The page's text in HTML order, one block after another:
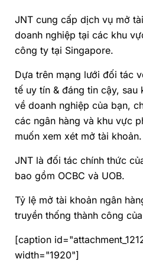
JNT cung cấp dịch vụ mở
doanh nghiệp tại các khu
công ty tại Singapore.
Dựa trên mạng lưới đối tác
tế uy tín & đáng tin cậy,
về doanh nghiệp của bạn,
các ngân hàng và khu vực
muốn xem xét mở tài khoản.
JNT là đối tác chính thức
bao gồm OCBC và UOB.
Tỷ lệ mở tài khoản ngân
truyền thống thành công
[caption
width="1920"]